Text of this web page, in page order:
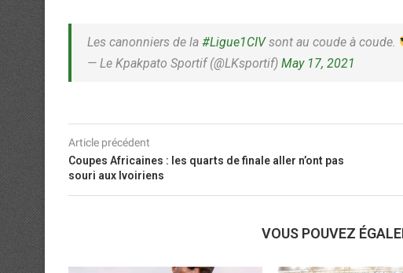
Les canonniers de la #Ligue1CIVsont au coude à coude.
— Le Kpakpato Sportif (@LKsportif) May 17, 2021
Article précédent
Coupes Africaines : les quarts de finale aller n’ont pas
souri aux Ivoiriens
VOUS POUVEZ